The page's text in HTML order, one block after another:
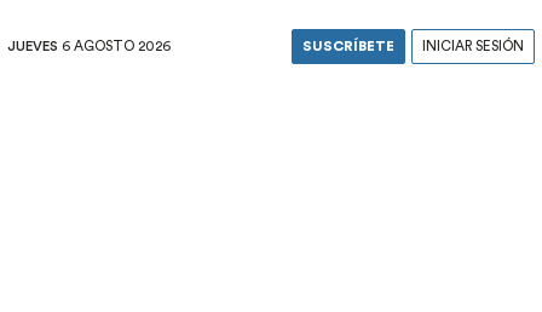
JUEVES 6 AGOSTO 2026 SUSCRÍBETE INICIAR SESIÓN